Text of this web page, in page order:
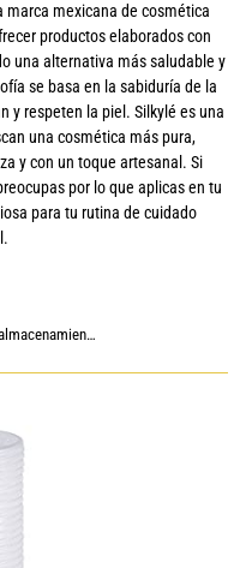
marca mexicana de cosmética
productos elaborados con
una alternativa más saludable y
se basa en la sabiduría de la
y respeten la piel. Silkylé es una
una cosmética más pura,
y con un toque artesanal. Si
por lo que aplicas en tu
para tu rutina de cuidado
▶ Recipientes de plástico para almacenamiento de alimentos de 12 onzas con tapas herméticas [48 juegos]